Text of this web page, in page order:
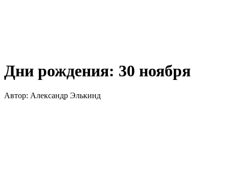
Дни рождения: 30 ноября
Автор: Александр Элькинд